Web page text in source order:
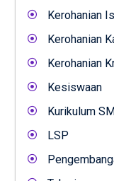
Kerohanian
Kerohanian
Kerohanian
Kesiswaan
Kurikulum
LSP